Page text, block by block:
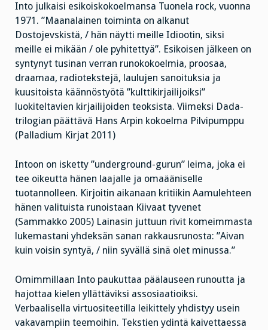
Into julkaisi esikoiskokoelmansa Tuonela rock, vuonna
1971. ”Maanalainen toiminta on alkanut
Dostojevskistä, / hän näytti meille Idiootin, siksi
meille ei mikään / ole pyhitettyä”. Esikoisen jälkeen on
syntynyt tusinan verran runokokoelmia, proosaa,
draamaa, radiotekstejä, laulujen sanoituksia ja
kuusitoista käännöstyötä ”kulttikirjailijoiksi”
luokiteltavien kirjailijoiden teoksista. Viimeksi Dada-
trilogian päättävä Hans Arpin kokoelma Pilvipumppu
(Palladium Kirjat 2011)
Intoon on isketty ”underground-gurun” leima, joka ei
tee oikeutta hänen laajalle ja omaääniselle
tuotannolleen. Kirjoitin aikanaan kritiikin Aamulehteen
hänen valituista runoistaan Kiivaat tyvenet
(Sammakko 2005) Lainasin juttuun rivit komeimmasta
lukemastani yhdeksän sanan rakkausrunosta: ”Aivan
kuin voisin syntyä, / niin syvällä sinä olet minussa.”
Omimmillaan Into paukuttaa päälauseen runoutta ja
hajottaa kielen yllättäviksi assosiaatioiksi.
Verbaalisella virtuositeetilla leikittely yhdistyy usein
vakavampiin teemoihin. Tekstien ydintä kaivettaessa